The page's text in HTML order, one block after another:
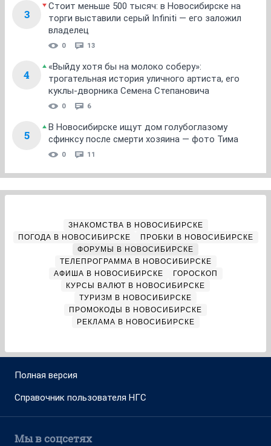
3
Стоит меньше 500 тысяч: в Новосибирске на
торги выставили серый Infiniti — его заложил
владелец
0 13
4
«Выйду хотя бы на молоко соберу»:
трогательная история уличного артиста, его
куклы-дворника Семена Степановича
0 6
5
В Новосибирске ищут дом голубоглазому
сфинксу после смерти хозяина — фото Тима
0 11
ЗНАКОМСТВА В НОВОСИБИРСКЕ
ПОГОДА В НОВОСИБИРСКЕ
ПРОБКИ В НОВОСИБИРСКЕ
ФОРУМЫ В НОВОСИБИРСКЕ
ТЕЛЕПРОГРАММА В НОВОСИБИРСКЕ
АФИША В НОВОСИБИРСКЕ
ГОРОСКОП
КУРСЫ ВАЛЮТ В НОВОСИБИРСКЕ
ТУРИЗМ В НОВОСИБИРСКЕ
ПРОМОКОДЫ В НОВОСИБИРСКЕ
РЕКЛАМА В НОВОСИБИРСКЕ
Полная версия
Справочник пользователя НГС
Мы в соцсетях